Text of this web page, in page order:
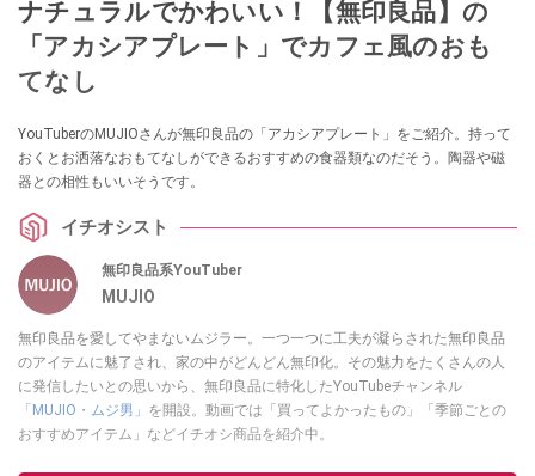
ナチュラルでかわいい！【無印良品】の
「アカシアプレート」でカフェ風のおも
てなし
YouTuberのMUJIOさんが無印良品の「アカシアプレート」をご紹介。持って
おくとお洒落なおもてなしができるおすすめの食器類なのだそう。陶器や磁
器との相性もいいそうです。
イチオシスト
無印良品系YouTuber
MUJIO
無印良品を愛してやまないムジラー。一つ一つに工夫が凝らされた無印良品
のアイテムに魅了され、家の中がどんどん無印化。その魅力をたくさんの人
に発信したいとの思いから、無印良品に特化したYouTubeチャンネル
「MUJIO・ムジ男」 を開設。動画では「買ってよかったもの」「季節ごとの
おすすめアイテム」などイチオシ商品を紹介中。